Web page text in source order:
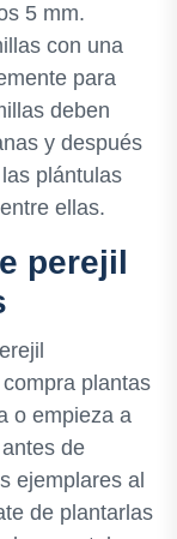
5 mm.
con una
para
deben
y después
plántulas
ellas.
perejil
plantas
o empieza a
de
ejemplares al
de plantarlas